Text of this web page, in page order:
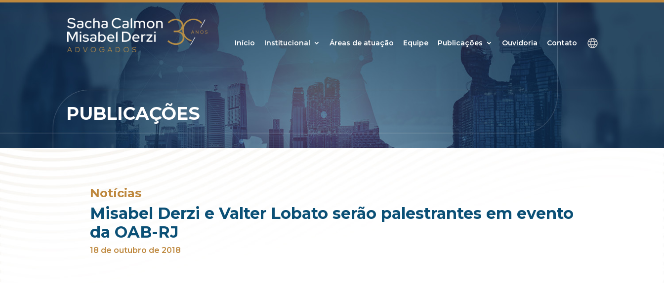
Início Institucional Áreas de atuação Equipe Publicações Ouvidoria Contato
PUBLICAÇÕES
Notícias
Misabel Derzi e Valter Lobato serão palestrantes em evento
da OAB-RJ
18 de outubro de 2018